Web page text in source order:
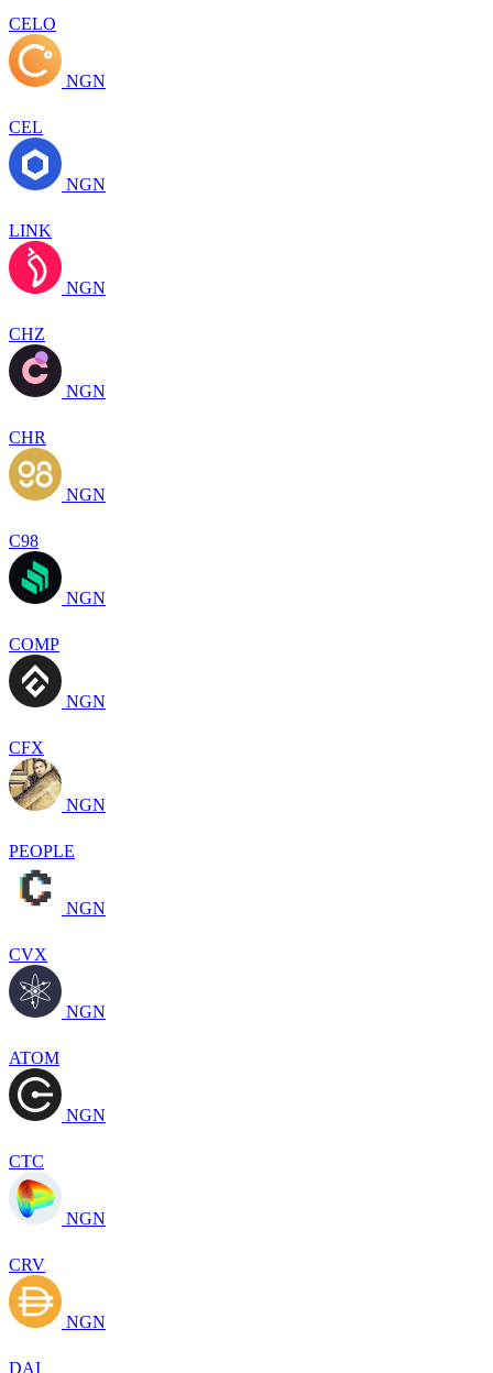
CELO
NGN
CEL
NGN
LINK
NGN
CHZ
NGN
CHR
NGN
C98
NGN
COMP
NGN
CFX
NGN
PEOPLE
NGN
CVX
NGN
ATOM
NGN
CTC
NGN
CRV
NGN
DAI